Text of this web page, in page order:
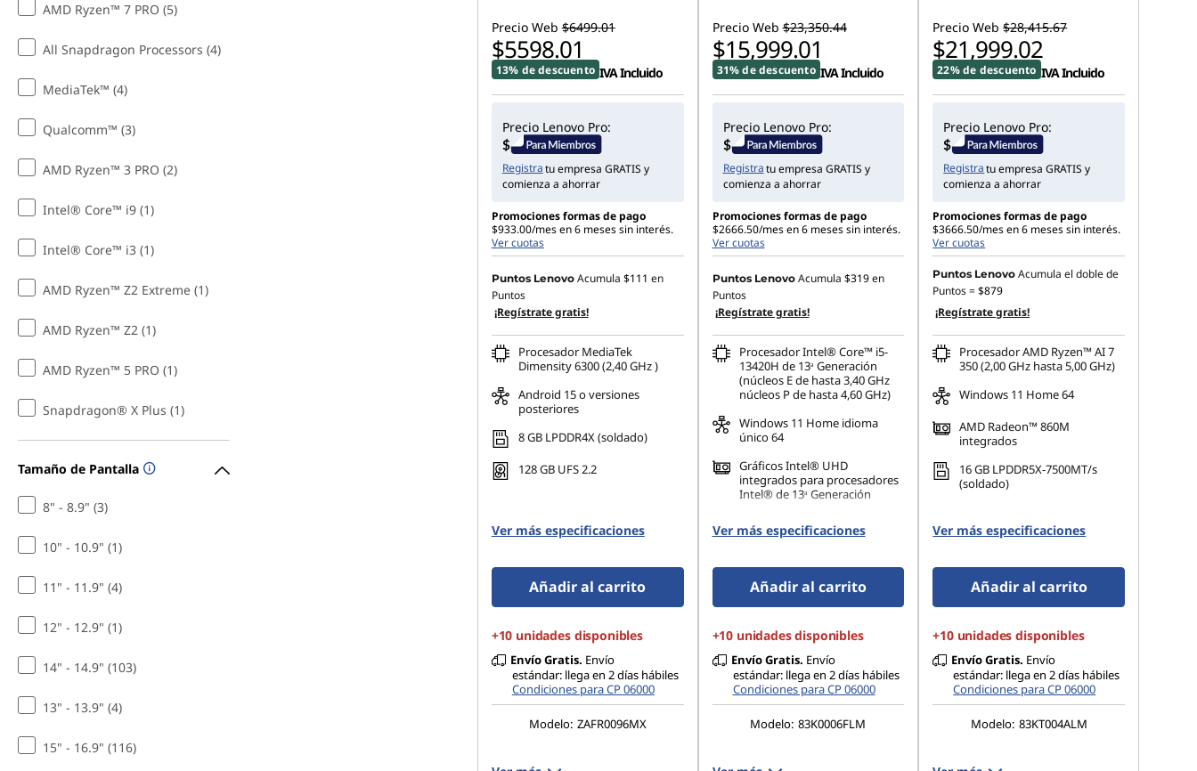
AMD Ryzen™ 7 PRO (5)
All Snapdragon Processors (4)
MediaTek™ (4)
Qualcomm™ (3)
AMD Ryzen™ 3 PRO (2)
Intel® Core™ i9 (1)
Intel® Core™ i3 (1)
AMD Ryzen™ Z2 Extreme (1)
AMD Ryzen™ Z2 (1)
AMD Ryzen™ 5 PRO (1)
Snapdragon® X Plus (1)
Tamaño de Pantalla
8" - 8.9" (3)
10" - 10.9" (1)
11" - 11.9" (4)
12" - 12.9" (1)
14" - 14.9" (103)
13" - 13.9" (4)
15" - 16.9" (116)
Precio Web $6499.01
$5598.01
13% de descuento IVA Incluido
Precio Lenovo Pro:
Registratu empresa GRATIS y
comienza a ahorrar
Promociones formas de pago
$933.00/mes en 6 meses sin interés.
Ver cuotas
Puntos Lenovo Acumula $111 en
Puntos
¡Regístrate gratis!
Procesador MediaTek
Dimensity 6300 (2,40 GHz )
Android 15 o versiones
posteriores
8 GB LPDDR4X (soldado)
128 GB UFS 2.2
Ver más especificaciones
Añadir al carrito
+10 unidades disponibles
Envío Gratis. Envío
estándar: llega en 2 días hábiles
Condiciones para CP 06000
Modelo: ZAFR0096MX
Precio Web $23,350.44
$15,999.01
31% de descuento IVA Incluido
Precio Lenovo Pro:
Registratu empresa GRATIS y
comienza a ahorrar
Promociones formas de pago
$2666.50/mes en 6 meses sin interés.
Ver cuotas
Puntos Lenovo Acumula $319en
Puntos
¡Regístrate gratis!
Procesador Intel® Core™ i5-
13420H de 13ᵃ Generación
(núcleos E de hasta 3,40 GHz
núcleos P de hasta 4,60 GHz)
Windows 11 Home idioma
único 64
Gráficos Intel® UHD
integrados para procesadores
Intel® de 13ᵃ Generación
16 GB DDR5-4800MT/s(8 GB
SODIMM + 8 GB soldado)
Ver más especificaciones
Añadir al carrito
+10 unidades disponibles
Envío Gratis. Envío
estándar: llega en 2 días hábiles
Condiciones para CP 06000
Modelo: 83K0006FLM
Precio Web $28,415.67
$21,999.02
22% de descuento IVA Incluido
Precio Lenovo Pro:
Registratu empresa GRATIS y
comienza a ahorrar
Promociones formas de pago
$3666.50/mes en 6 meses sin interés.
Ver cuotas
Puntos Lenovo Acumula el doble de
Puntos =$879
¡Regístrate gratis!
Procesador AMD Ryzen™ AI 7
350 (2,00 GHz hasta 5,00 GHz)
Windows 11 Home 64
AMD Radeon™ 860M
integrados
16 GB LPDDR5X-7500MT/s
(soldado)
Ver más especificaciones
Añadir al carrito
+10 unidades disponibles
Envío Gratis. Envío
estándar: llega en 2 días hábiles
Condiciones para CP 06000
Modelo: 83KT004ALM